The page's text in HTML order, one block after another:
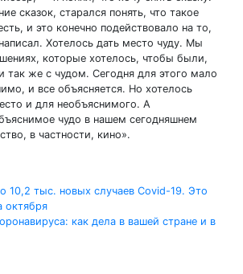
сказок, старался понять, что такое
и это конечно подействовало на то,
Хотелось дать место чуду. Мы
которые хотелось, чтобы были,
так же с чудом. Сегодня для этого мало
и все объясняется. Но хотелось
и для необъяснимого. А
чудо в нашем сегодняшнем
в частности, кино».
10,2 тыс. новых случаев Covid-19. Это
октября
как дела в вашей стране и в